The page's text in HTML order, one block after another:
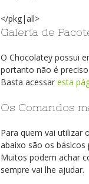
</pkg|all>
Galeria de
O Chocolatey possui
portanto não é
Basta acessar esta
Os Comandos
Para quem vai utilizar
abaixo são os básicos
Muitos podem achar
sempre vai lhe ajudar.